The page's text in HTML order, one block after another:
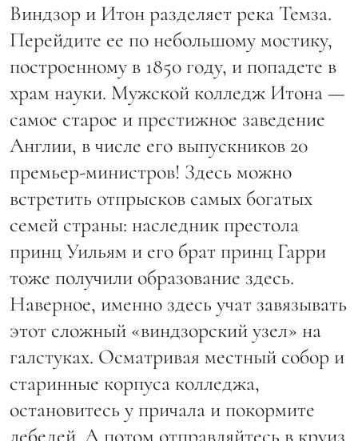
Виндзор и Итон разделяет река Темза.
Перейдите ее по небольшому мостику,
построенному в 1850 году, и попадете в
храм науки. Мужской колледж Итона —
самое старое и престижное заведение
Англии, в числе его выпускников 20
премьер-министров! Здесь можно
встретить отпрысков самых богатых
семей страны: наследник престола
принц Уильям и его брат принц Гарри
тоже получили образование здесь.
Наверное, именно здесь учат завязывать
этот сложный «виндзорский узел» на
галстуках. Осматривая местный собор и
старинные корпуса колледжа,
остановитесь у причала и покормите
лебедей. А потом отправляйтесь в круиз